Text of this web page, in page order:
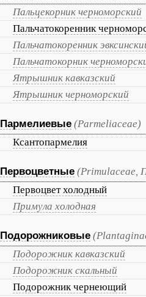
Пальцекорник черноморский
Пальчатокоренник
Пальчатокоренник
Пальчатокорник
Ятрышник кавказский
Ятрышник черноморский
Пармелиевые (Parmeliaceae)
Ксантопармелия
Первоцветные (Primulaceae,
Первоцвет холодный
Примула холодная
Подорожниковые
Подорожник кавказский
Подорожник скальный
Подорожник чернеющий